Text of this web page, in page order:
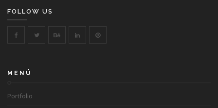
FOLLOW US
MENÚ
Portfolio